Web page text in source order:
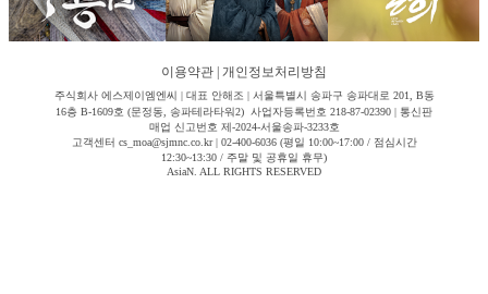
이용약관 개인정보처리방침
주식회사 에스제이엠엔씨 | 대표 안해조 | 서울특별시 송파구 송파대로 201, B동
16층 B-1609호 (문정동, 송파테라타워2) 사업자등록번호 218-87-02390 | 통신판
매업 신고번호 제-2024-서울송파-3233호
고객센터 cs_moa@sjmnc.co.kr | 02-400-6036 (평일 10:00~17:00 / 점심시간
12:30~13:30 / 주말 및 공휴일 휴무)
AsiaN. ALL RIGHTS RESERVED